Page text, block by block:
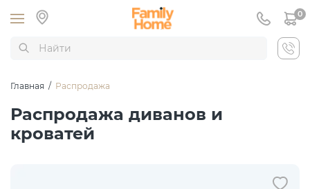
0
Главная / Распродажа
Распродажа диванов и
кроватей